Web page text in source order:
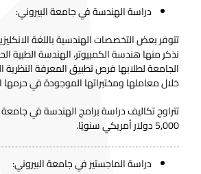
دراسة الهندسة في جامعة البيروني:
تتوفر بعض التخصصات الهندسية باللغة
نذكر منها هندسة الكمبيوتر، الهندسة الطبية
الجامعة لطلابها فرص تطبيق المعرفة
خلال معاملها ومختبراتها الموجودة في
5,000 دولار أمريكي سنويًا.
دراسة الماجستير في جامعة البيروني: